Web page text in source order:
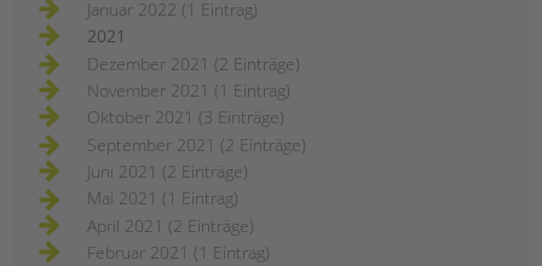
Januar 2022 (1 Eintrag)
2021
Dezember 2021 (2 Einträge)
November 2021 (1 Eintrag)
Oktober 2021 (3 Einträge)
September 2021 (2 Einträge)
Juni 2021 (2 Einträge)
Mai 2021 (1 Eintrag)
April 2021 (2 Einträge)
Februar 2021 (1 Eintrag)